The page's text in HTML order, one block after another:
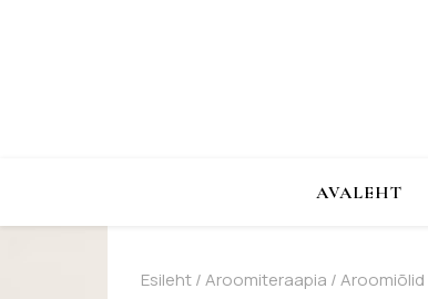
AVALEHT
Esileht/Aroomiteraapia /Aroomiõlid